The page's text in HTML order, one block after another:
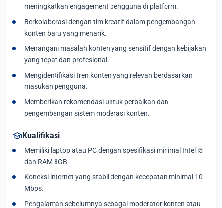
meningkatkan engagement pengguna di platform.
Berkolaborasi dengan tim kreatif dalam pengembangan
konten baru yang menarik.
Menangani masalah konten yang sensitif dengan kebijakan
yang tepat dan profesional.
Mengidentifikasi tren konten yang relevan berdasarkan
masukan pengguna.
Memberikan rekomendasi untuk perbaikan dan
pengembangan sistem moderasi konten.
school Kualifikasi
Memiliki laptop atau PC dengan spesifikasi minimal Intel i5
dan RAM 8GB.
Koneksi internet yang stabil dengan kecepatan minimal 10
Mbps.
Pengalaman sebelumnya sebagai moderator konten atau